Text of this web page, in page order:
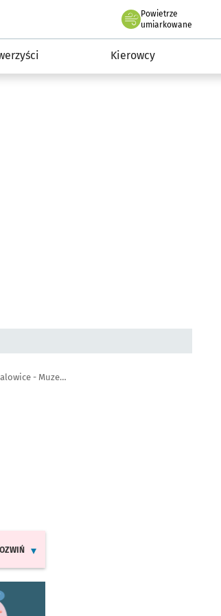
Powietrze
we Wrocławiu
umiarkowane
Kierowcy
Autobus 913, przystanek Wysoka - Lipowa/Jeżynowa, kier: Galowice - Muzeum Powozów